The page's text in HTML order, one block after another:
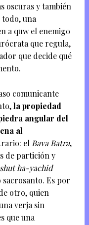
oscuras y también
todo, una
a quw el enemigo
que regula,
que decide qué
comunicante
la propiedad
angular del
al
el Bava Batra,
de partición y
ha-yachid
Es por
otro, quien
verja sin
que una